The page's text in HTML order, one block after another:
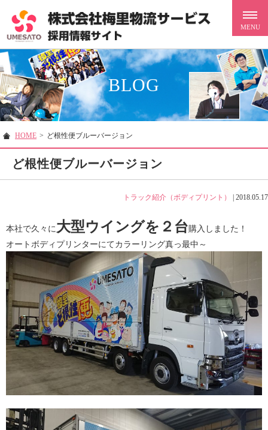
BLOG
HOME > ど根性便ブルーバージョン
ど根性便ブルーバージョン
トラック紹介（ボディプリント） 2018.05.17
本社で久々に 大型ウイングを２台購入しました！
オートボディプリンターにてカラーリング真っ最中～